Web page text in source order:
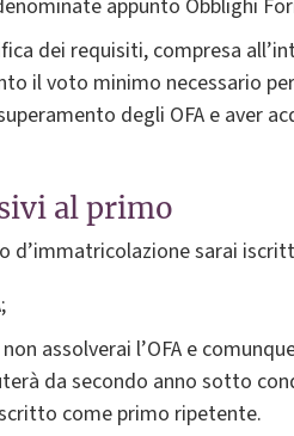
appunto Obblighi
dei requisiti, compresa
il voto minimo necessario
degli OFA e aver
al primo
d’immatricolazione sarai
assolverai l’OFA e
da secondo anno sotto
come primo ripetente.